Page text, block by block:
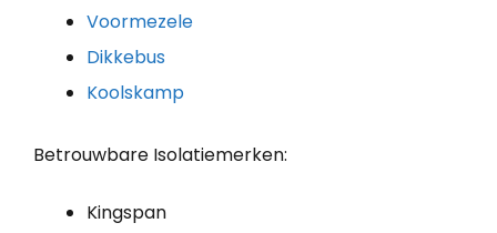
Voormezele
Dikkebus
Koolskamp
Betrouwbare Isolatiemerken:
Kingspan